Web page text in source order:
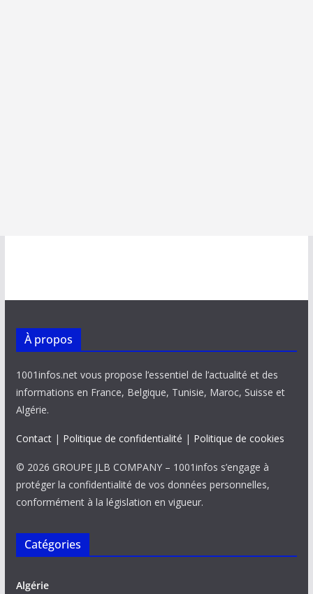
À propos
1001infos.net vous propose l’essentiel de l’actualité et des
informations en France, Belgique, Tunisie, Maroc, Suisse et
Algérie.
Contact| Politique de confidentialité | Politique de cookies
© 2026 GROUPE JLB COMPANY – 1001infos s’engage à
protéger la confidentialité de vos données personnelles,
conformément à la législation en vigueur.
Catégories
Algérie